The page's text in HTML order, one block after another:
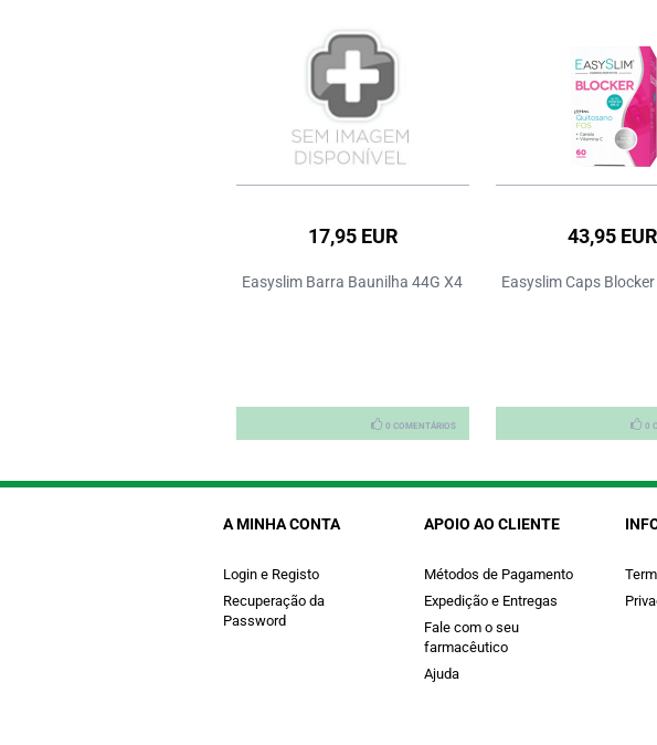
17,95 EUR
Easyslim Barra Baunilha 44G X4
0 COMENTÁRIOS
43,95 EUR
Easyslim Caps Blocker
0
A MINHA CONTA
Login e Registo
Recuperação da
Password
APOIO AO CLIENTE
Métodos de Pagamento
Expedição e Entregas
Fale com o seu
farmacêutico
Ajuda